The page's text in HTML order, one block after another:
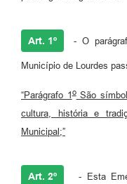
Transparência
COMUS
Cadastro para Estágio
Diário Oficial
Art. 1º - O
Município de Lourdes
“Parágrafo 1oSão
cultura, história e
Municipal;”
Art. 2º - Esta